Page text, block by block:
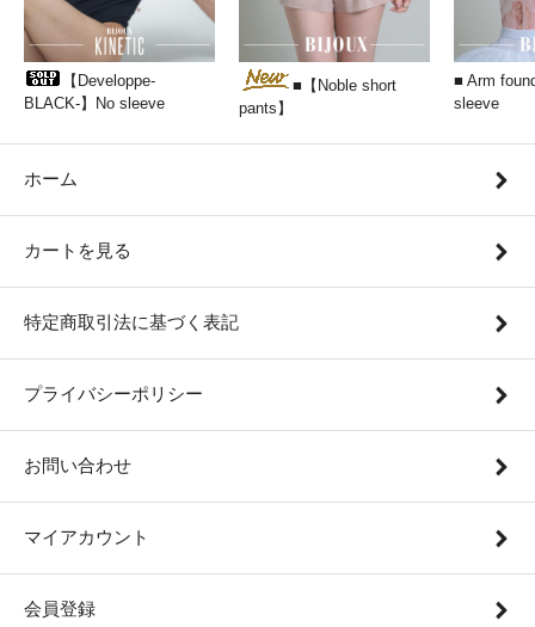
【Developpe-
BLACK-】No sleeve
■【Noble short
pants】
■ Arm
sleeve
ホーム
カートを見る
特定商取引法に基づく表記
プライバシーポリシー
お問い合わせ
マイアカウント
会員登録